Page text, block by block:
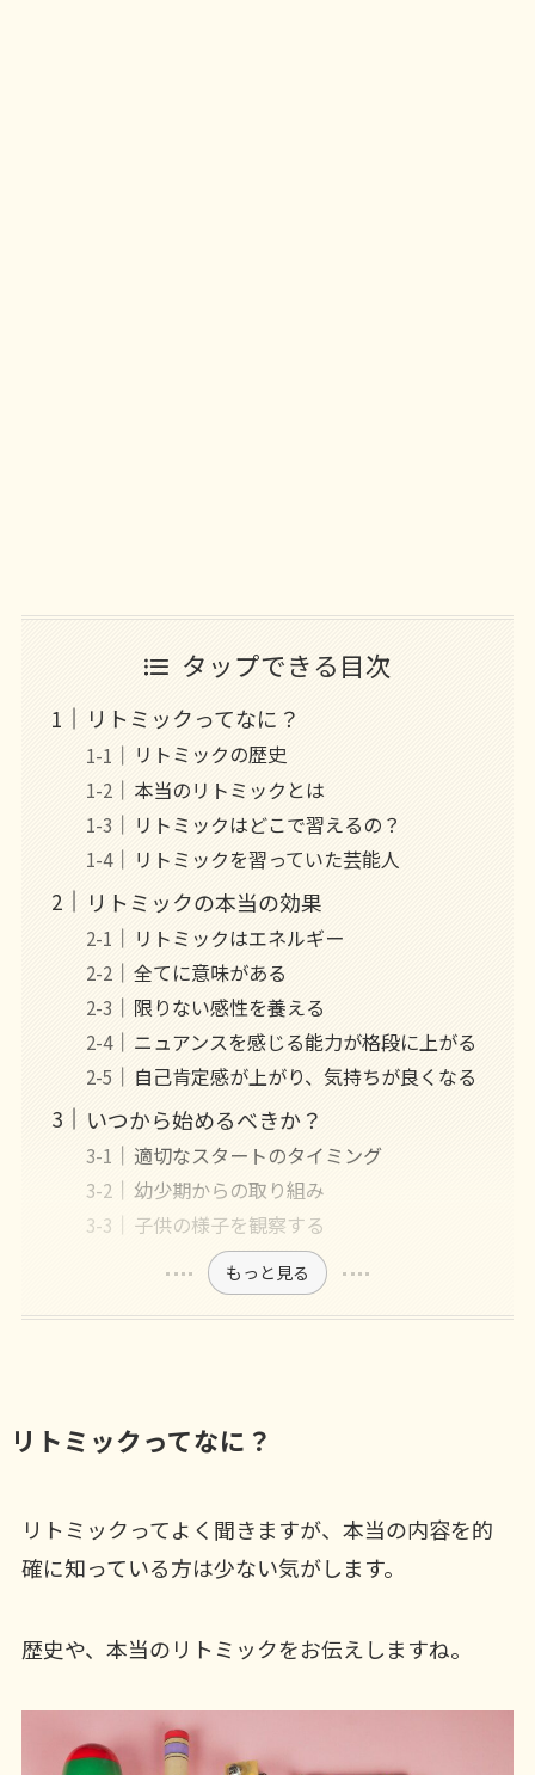
タップできる目次
リトミックってなに？
リトミックの歴史
本当のリトミックとは
リトミックはどこで習えるの？
リトミックを習っていた芸能人
リトミックの本当の効果
リトミックはエネルギー
全てに意味がある
限りない感性を養える
ニュアンスを感じる能力が格段に上がる
自己肯定感が上がり、気持ちが良くなる
いつから始めるべきか？
適切なスタートのタイミング
幼少期からの取り組み
子供の様子を観察する
もっと見る
リトミックってなに？
リトミックってよく聞きますが、本当の内容を的
確に知っている方は少ない気がします。
歴史や、本当のリトミックをお伝えしますね。